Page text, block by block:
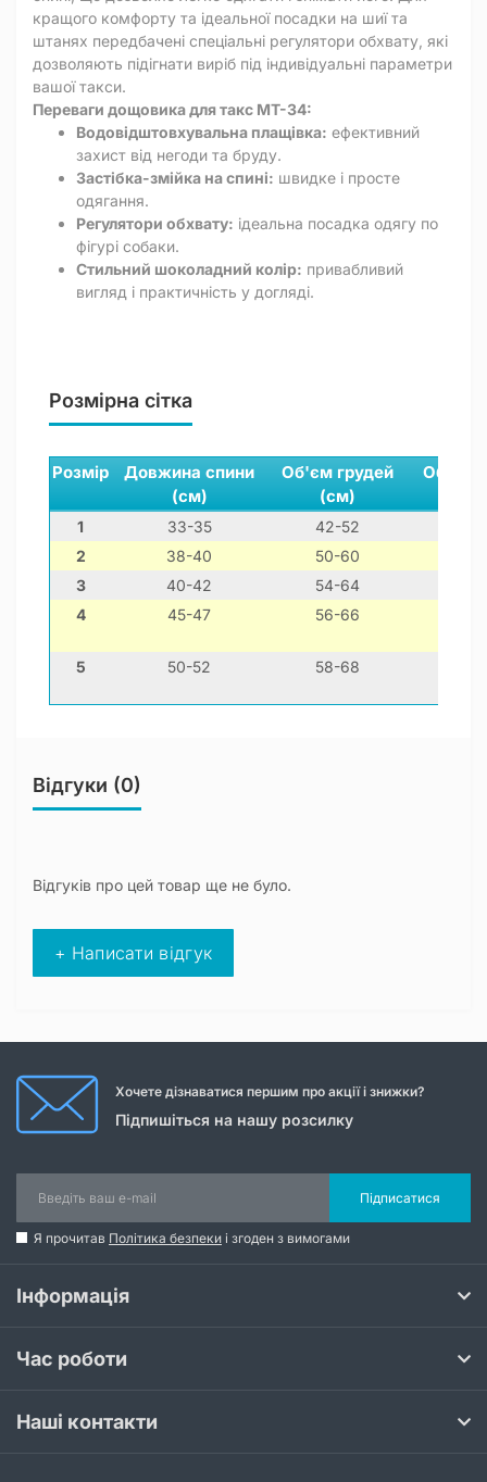
кращого комфорту та ідеальної посадки на шиї та
штанях передбачені спеціальні регулятори обхвату, які
дозволяють підігнати виріб під індивідуальні параметри
вашої такси.
Переваги дощовика для такс MT-34:
Водовідштовхувальна плащівка: ефективний
захист від негоди та бруду.
Застібка-змійка на спині: швидке і просте
одягання.
Регулятори обхвату: ідеальна посадка одягу по
фігурі собаки.
Стильний шоколадний колір: привабливий
вигляд і практичність у догляді.
Розмірна сітка
Розмір
Довжина спини
(см)
Об'єм грудей
(см)
Обхват
1 33-35 42-52
2
38-40 50-60
3
40-42 54-64
4
45-47 56-66
5 50-52 58-68
Відгуки (0)
Відгуків про цей товар ще не було.
+ Написати відгук
Хочете дізнаватися першим про акції і знижки?
Підпишіться на нашу розсилку
Підписатися
Я прочитав Політика безпеки і згоден з вимогами
Інформація
Час роботи
Наші контакти